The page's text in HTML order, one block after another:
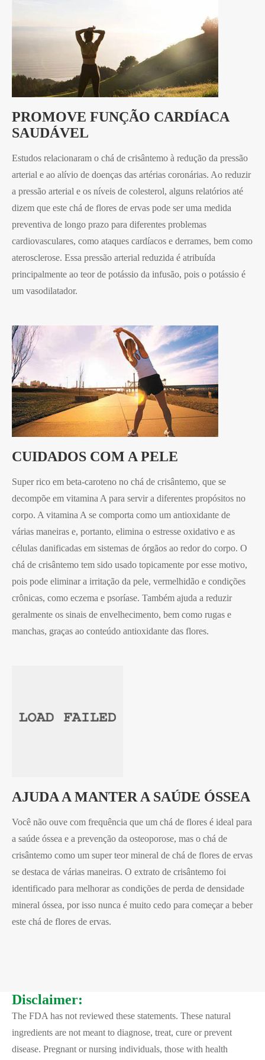
PROMOVE FUNÇÃO CARDÍACA
SAUDÁVEL
Estudos relacionaram o chá de crisântemo à redução da pressão
arterial e ao alívio de doenças das artérias coronárias. Ao reduzir
a pressão arterial e os níveis de colesterol, alguns relatórios até
dizem que este chá de flores de ervas pode ser uma medida
preventiva de longo prazo para diferentes problemas
cardiovasculares, como ataques cardíacos e derrames, bem como
aterosclerose. Essa pressão arterial reduzida é atribuída
principalmente ao teor de potássio da infusão, pois o potássio é
um vasodilatador.
CUIDADOS COM A PELE
Super rico em beta-caroteno no chá de crisântemo, que se
decompõe em vitamina A para servir a diferentes propósitos no
corpo. A vitamina A se comporta como um antioxidante de
várias maneiras e, portanto, elimina o estresse oxidativo e as
células danificadas em sistemas de órgãos ao redor do corpo. O
chá de crisântemo tem sido usado topicamente por esse motivo,
pois pode eliminar a irritação da pele, vermelhidão e condições
crônicas, como eczema e psoríase. Também ajuda a reduzir
geralmente os sinais de envelhecimento, bem como rugas e
manchas, graças ao conteúdo antioxidante das flores.
AJUDA A MANTER A SAÚDE ÓSSEA
Você não ouve com frequência que um chá de flores é ideal para
a saúde óssea e a prevenção da osteoporose, mas o chá de
crisântemo como um super teor mineral de chá de flores de ervas
se destaca de várias maneiras. O extrato de crisântemo foi
identificado para melhorar as condições de perda de densidade
mineral óssea, por isso nunca é muito cedo para começar a beber
este chá de flores de ervas.
Disclaimer:
The FDA has not reviewed these statements. These natural
ingredients are not meant to diagnose, treat, cure or prevent
disease. Pregnant or nursing individuals, those with health